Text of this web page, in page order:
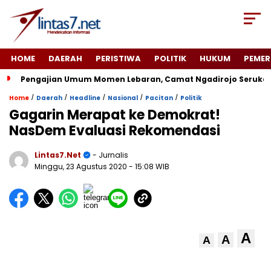
HOME DAERAH PERISTIWA POLITIK HUKUM
Pengajian Umum Momen Lebaran, Camat Ngadirojo
Home / Daerah / Headline / Nasional / Pacitan / Politik
Gagarin Merapat ke Demokrat!
NasDem Evaluasi Rekomendasi
Lintas7.net
- Jurnalis
Minggu, 23 Agustus 2020 - 15:08 WIB
A A A